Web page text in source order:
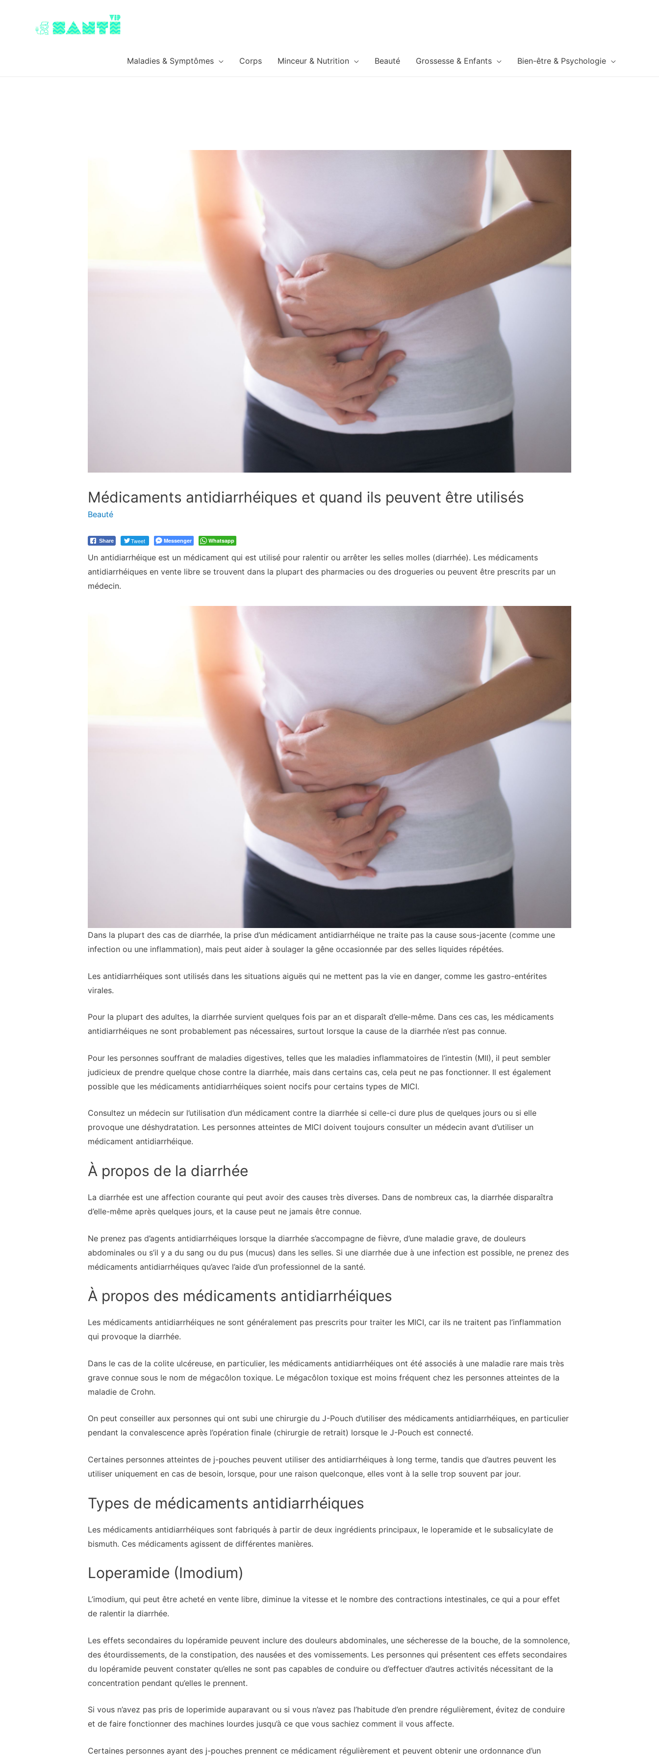
Maladies & Symptômes Corps Minceur & Nutrition Beauté Grossesse & Enfants Bien-être & Psychologie
Médicaments antidiarrhéiques et quand ils peuvent être utilisés
Beauté
Share Tweet Messenger Whatsapp
Un antidiarrhéique est un médicament qui est utilisé pour ralentir ou arrêter les selles molles (diarrhée). Les médicaments
antidiarrhéiques en vente libre se trouvent dans la plupart des pharmacies ou des drogueries ou peuvent être prescrits par un
médecin.
Dans la plupart des cas de diarrhée, la prise d’un médicament antidiarrhéique ne traite pas la cause sous-jacente (comme une
infection ou une inflammation), mais peut aider à soulager la gêne occasionnée par des selles liquides répétées.
Les antidiarrhéiques sont utilisés dans les situations aiguës qui ne mettent pas la vie en danger, comme les gastro-entérites
virales.
Pour la plupart des adultes, la diarrhée survient quelques fois par an et disparaît d’elle-même. Dans ces cas, les médicaments
antidiarrhéiques ne sont probablement pas nécessaires, surtout lorsque la cause de la diarrhée n’est pas connue.
Pour les personnes souffrant de maladies digestives, telles que les maladies inflammatoires de l’intestin (MII), il peut sembler
judicieux de prendre quelque chose contre la diarrhée, mais dans certains cas, cela peut ne pas fonctionner. Il est également
possible que les médicaments antidiarrhéiques soient nocifs pour certains types de MICI.
Consultez un médecin sur l’utilisation d’un médicament contre la diarrhée si celle-ci dure plus de quelques jours ou si elle
provoque une déshydratation. Les personnes atteintes de MICI doivent toujours consulter un médecin avant d’utiliser un
médicament antidiarrhéique.
À propos de la diarrhée
La diarrhée est une affection courante qui peut avoir des causes très diverses. Dans de nombreux cas, la diarrhée disparaîtra
d’elle-même après quelques jours, et la cause peut ne jamais être connue.
Ne prenez pas d’agents antidiarrhéiques lorsque la diarrhée s’accompagne de fièvre, d’une maladie grave, de douleurs
abdominales ou s’il y a du sang ou du pus (mucus) dans les selles. Si une diarrhée due à une infection est possible, ne prenez des
médicaments antidiarrhéiques qu’avec l’aide d’un professionnel de la santé.
À propos des médicaments antidiarrhéiques
Les médicaments antidiarrhéiques ne sont généralement pas prescrits pour traiter les MICI, car ils ne traitent pas l’inflammation
qui provoque la diarrhée.
Dans le cas de la colite ulcéreuse, en particulier, les médicaments antidiarrhéiques ont été associés à une maladie rare mais très
grave connue sous le nom de mégacôlon toxique. Le mégacôlon toxique est moins fréquent chez les personnes atteintes de la
maladie de Crohn.
On peut conseiller aux personnes qui ont subi une chirurgie du J-Pouch d’utiliser des médicaments antidiarrhéiques, en particulier
pendant la convalescence après l’opération finale (chirurgie de retrait) lorsque le J-Pouch est connecté.
Certaines personnes atteintes de j-pouches peuvent utiliser des antidiarrhéiques à long terme, tandis que d’autres peuvent les
utiliser uniquement en cas de besoin, lorsque, pour une raison quelconque, elles vont à la selle trop souvent par jour.
Types de médicaments antidiarrhéiques
Les médicaments antidiarrhéiques sont fabriqués à partir de deux ingrédients principaux, le loperamide et le subsalicylate de
bismuth. Ces médicaments agissent de différentes manières.
Loperamide (Imodium)
L’imodium, qui peut être acheté en vente libre, diminue la vitesse et le nombre des contractions intestinales, ce qui a pour effet
de ralentir la diarrhée.
Les effets secondaires du lopéramide peuvent inclure des douleurs abdominales, une sécheresse de la bouche, de la somnolence,
des étourdissements, de la constipation, des nausées et des vomissements. Les personnes qui présentent ces effets secondaires
du lopéramide peuvent constater qu’elles ne sont pas capables de conduire ou d’effectuer d’autres activités nécessitant de la
concentration pendant qu’elles le prennent.
Si vous n’avez pas pris de loperimide auparavant ou si vous n’avez pas l’habitude d’en prendre régulièrement, évitez de conduire
et de faire fonctionner des machines lourdes jusqu’à ce que vous sachiez comment il vous affecte.
Certaines personnes ayant des j-pouches prennent ce médicament régulièrement et peuvent obtenir une ordonnance d’un